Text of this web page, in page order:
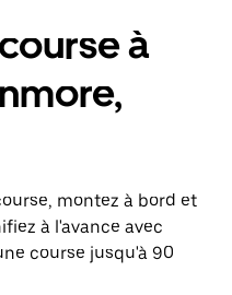
à
montez à bord et
à l'avance avec
course jusqu'à 90